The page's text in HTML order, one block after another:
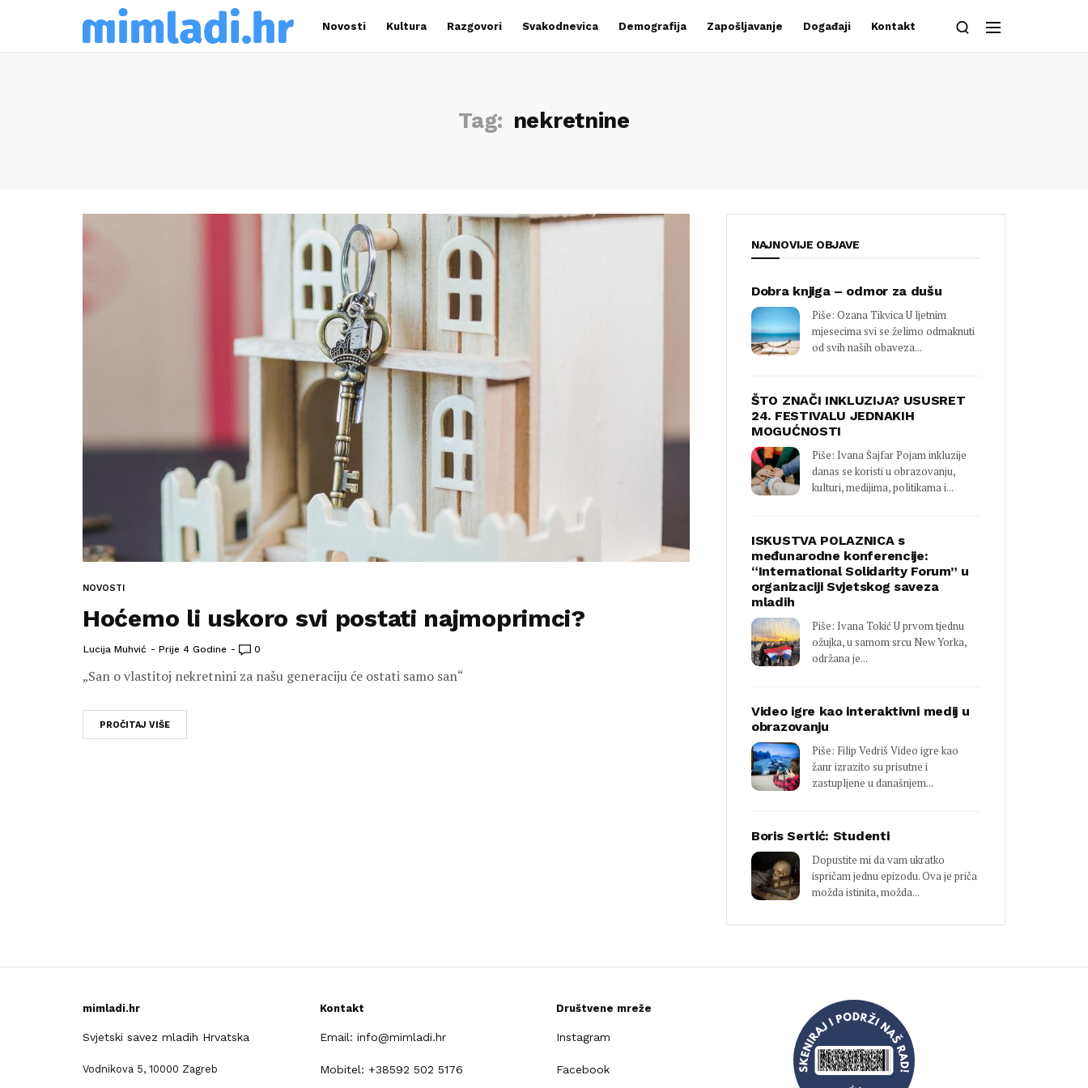
Novosti Kultura Razgovori Svakodnevica Demografija Zapošljavanje Događaji Kontakt
Tag: nekretnine
NOVOSTI
Hoćemo li uskoro svi postati najmoprimci?
Lucija Muhvić Prije 4 Godine 0
„San o vlastitoj nekretnini za našu generaciju će ostati samo san“
PROČITAJ VIŠE
NAJNOVIJE OBJAVE
Dobra knjiga – odmor za dušu
Piše: Ozana Tikvica U ljetnim
mjesecima svi se želimo odmaknuti
od svih naših obaveza...
ŠTO ZNAČI INKLUZIJA? USUSRET
24. FESTIVALU JEDNAKIH
MOGUĆNOSTI
Piše: Ivana Šajfar Pojam inkluzije
danas se koristi u obrazovanju,
kulturi, medijima, politikama i...
ISKUSTVA POLAZNICA s
međunarodne konferencije:
“International Solidarity Forum” u
organizaciji Svjetskog saveza
mladih
Piše: Ivana Tokić U prvom tjednu
ožujka, u samom srcu New Yorka,
održana je...
Video igre kao interaktivni medij u
obrazovanju
Piše: Filip Vedriš Video igre kao
žanr izrazito su prisutne i
zastupljene u današnjem...
Boris Sertić: Studenti
Dopustite mi da vam ukratko
ispričam jednu epizodu. Ova je priča
možda istinita, možda...
mimladi.hr
Svjetski savez mladih Hrvatska
Vodnikova 5, 10000 Zagreb
Kontakt
Email: info@mimladi.hr
Mobitel: +38592 502 5176
Društvene mreže
Instagram
Facebook